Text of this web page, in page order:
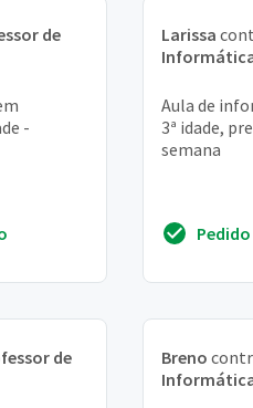
de
-
Larissa
Aula de
3ª idade,
semana
de
Breno